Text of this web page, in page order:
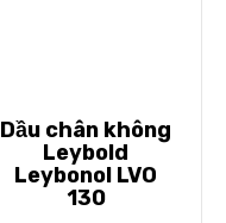
Dầu chân không
Leybold
Leybonol LVO
130